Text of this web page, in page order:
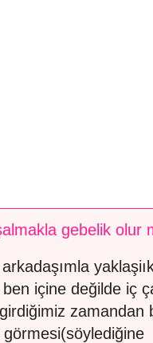
gebelik olur
içine değilde iç
zamandan
görmesi(söylediğine